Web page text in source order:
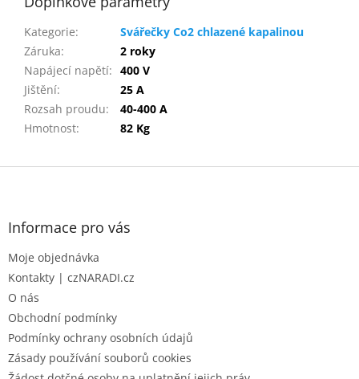
Kategorie:
Svářečky Co2 chlazené kapalinou
Záruka:
2 roky
Napájecí napětí: 400 V
Jištění:
25 A
Rozsah proudu:
40-400 A
Hmotnost: 82 Kg
Z
Informace pro vás
Moje objednávka
Kontakty | czNARADI.cz
O nás
Obchodní podmínky
Podmínky ochrany osobních údajů
Zásady používání souborů cookies